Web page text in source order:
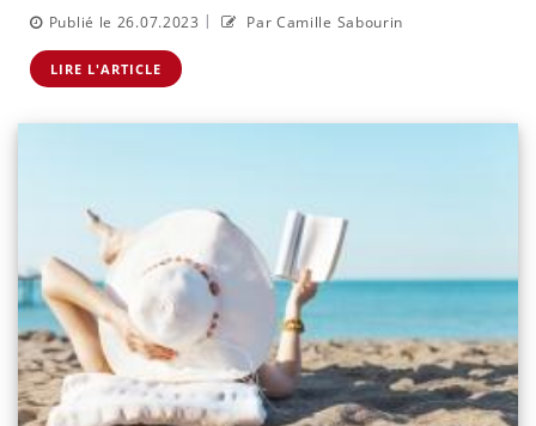
Publié le 26.07.2023 | Par Camille Sabourin
LIRE L'ARTICLE